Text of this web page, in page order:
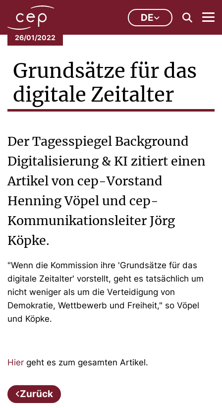
DE
26/01/2022
Grundsätze für das
digitale Zeitalter
Der Tagesspiegel Background
Digitalisierung & KI zitiert einen
Artikel von cep-Vorstand
Henning Vöpel und cep-
Kommunikationsleiter Jörg
Köpke.
"Wenn die Kommission ihre 'Grundsätze für das
digitale Zeitalter' vorstellt, geht es tatsächlich um
nicht weniger als um die Verteidigung von
Demokratie, Wettbewerb und Freiheit," so Vöpel
und Köpke.
Hiergeht es zum gesamten Artikel.
Zurück